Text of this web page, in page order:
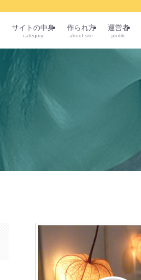
サイトの中身
category
作られ方
about site
運営者
profile